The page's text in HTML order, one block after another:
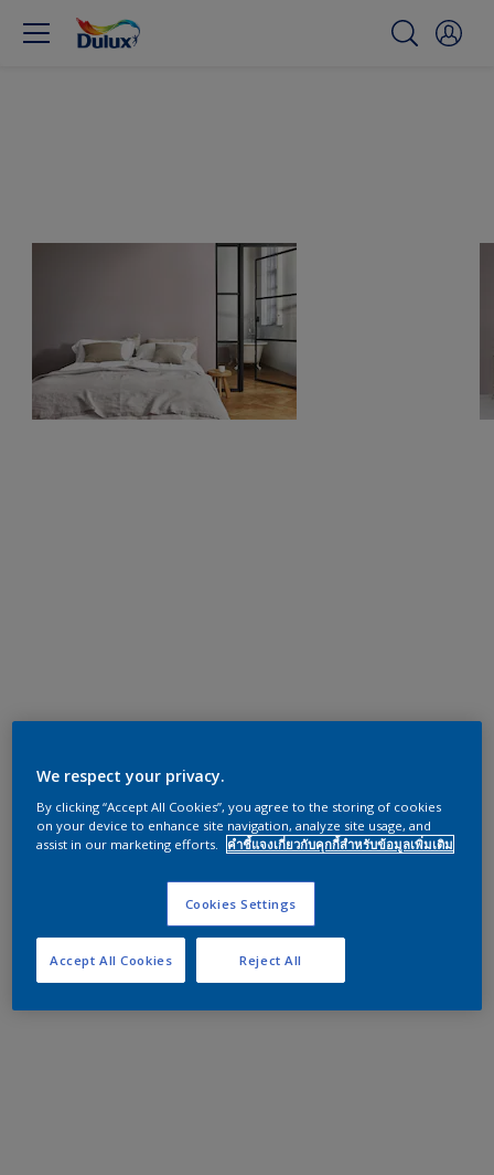
We respect your privacy.
By clicking “Accept All Cookies”, you agree to the storing of cookies
on your device to enhance site navigation, analyze site usage, and
assist in our marketing efforts.
คำชี้แจงเกี่ยวกับคุกกี้สำหรับข้อมูลเพิ่มเติม
Cookies Settings
Reject All
Accept All Cookies